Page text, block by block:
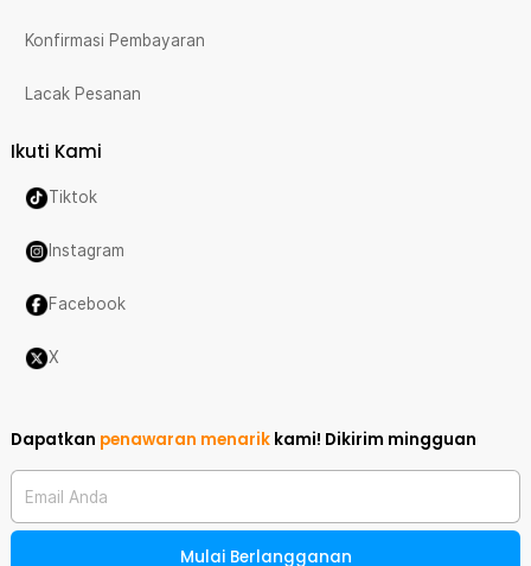
Konfirmasi Pembayaran
Lacak Pesanan
Ikuti Kami
Tiktok
Instagram
Facebook
X
Dapatkan penawaran menarik kami! Dikirim mingguan
Email Anda
Mulai Berlangganan